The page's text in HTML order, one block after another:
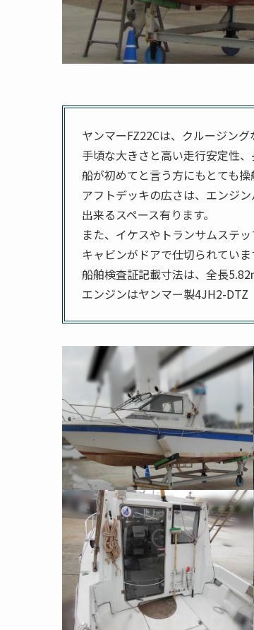
ヤンマーFZ22Cは、クルージング
手頃な大きさと高い走行安定性
船が初めてと言う方にもとても操
アフトデッキの広さは、エンジ
出来るスペース有ります。
また、イケスやトランサムステッ
キャビンがドアで仕切られてい
船舶検査証記載寸法は、全長
エンジンはヤンマー製4JH2-